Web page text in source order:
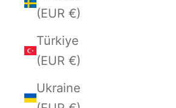
(EUR €)
Türkiye
(EUR €)
Ukraine